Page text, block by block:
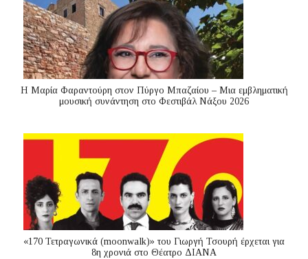
Η Μαρία Φαραντούρη στον Πύργο Μπαζαίου – Μια εμβληματική
μουσική συνάντηση στο Φεστιβάλ Νάξου 2026
«170 Τετραγωνικά (moonwalk)» του Γιωργή Τσουρή έρχεται για
8η χρονιά στο Θέατρο ΔΙΑΝΑ